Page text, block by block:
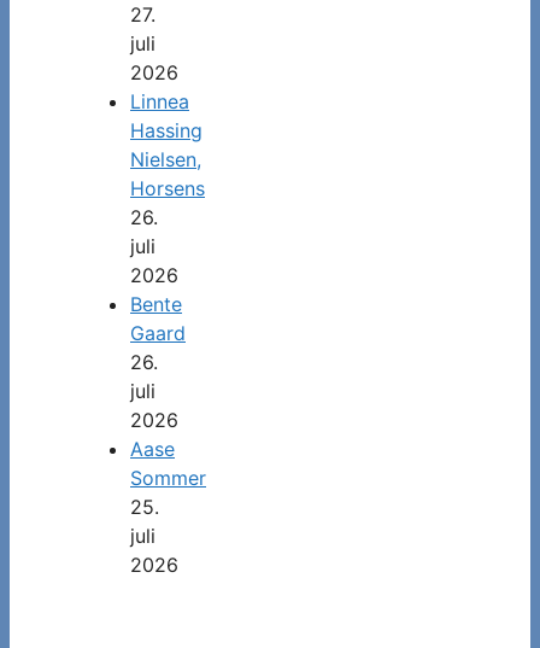
27.
juli
2026
Linnea
Hassing
Nielsen,
Horsens
26.
juli
2026
Bente
Gaard
26.
juli
2026
Aase
Sommer
25.
juli
2026